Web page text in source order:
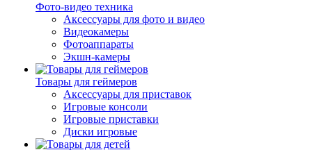
Фото-видео техника
Аксессуары для фото и видео
Видеокамеры
Фотоаппараты
Экшн-камеры
Товары для геймеров
Аксессуары для приставок
Игровые консоли
Игровые приставки
Диски игровые